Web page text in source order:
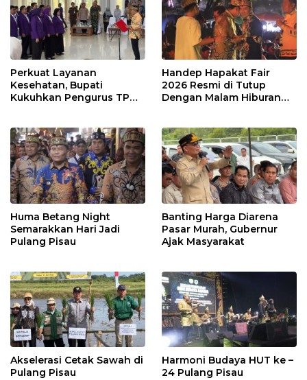
Perkuat Layanan
Kesehatan, Bupati
Kukuhkan Pengurus TP
Handep Hapakat Fair
2026 Resmi di Tutup
Dengan Malam Hiburan
Huma Betang Night
Semarakkan Hari Jadi
Pulang Pisau
Banting Harga Diarena
Pasar Murah, Gubernur
Ajak Masyarakat
Akselerasi Cetak Sawah di
Pulang Pisau
Harmoni Budaya HUT ke –
24 Pulang Pisau